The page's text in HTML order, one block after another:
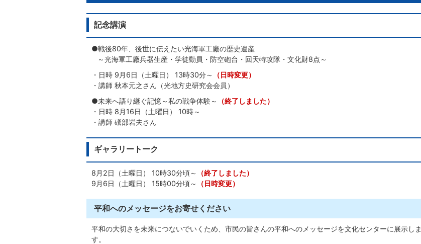
記念講演
●戦後80年、後世に伝えたい光海軍工廠の歴史遺産
～光海軍工廠兵器生産・学徒動員・防空砲台・回天特攻隊・文化財8点～
・日時 9月6日（土曜日） 13時30分～
（日時変更）
・講師 秋本元之さん（光地方史研究会会員）
●未来へ語り継ぐ記憶～私の戦争体験～
（終了しました）
・日時 8月16日（土曜日） 10時～
・講師 礒部岩夫さん
ギャラリートーク
8月2日（土曜日） 10時30分頃～
（終了しました）
9月6日（土曜日） 15時00分頃～
（日時変更）
平和へのメッセージをお寄せください
平和の大切さを未来につないでいくため、市民の皆さんの平和へのメッセージを文化センターに展示しま
す。